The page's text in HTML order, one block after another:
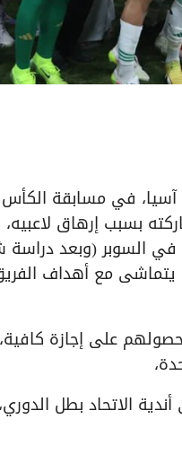
بسبب إرهاق
في السوبر (وبعد
يتماشى مع أهداف
حصولهم على إجازة
الاتحاد بطل الدوري،